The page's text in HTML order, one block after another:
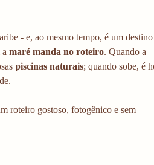
- e, ao mesmo tempo, é um destino
maré manda no roteiro. Quando a
piscinas naturais; quando sobe, é
roteiro gostoso, fotogênico e sem